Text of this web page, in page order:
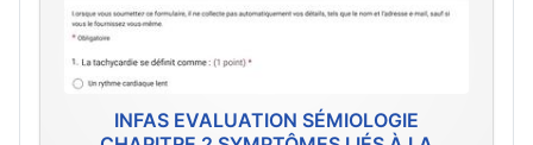
INFAS EVALUATION SÉMIOLOGIE